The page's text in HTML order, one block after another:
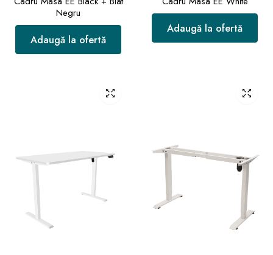
Negru
Adaugă la ofertă
Adaugă la ofertă